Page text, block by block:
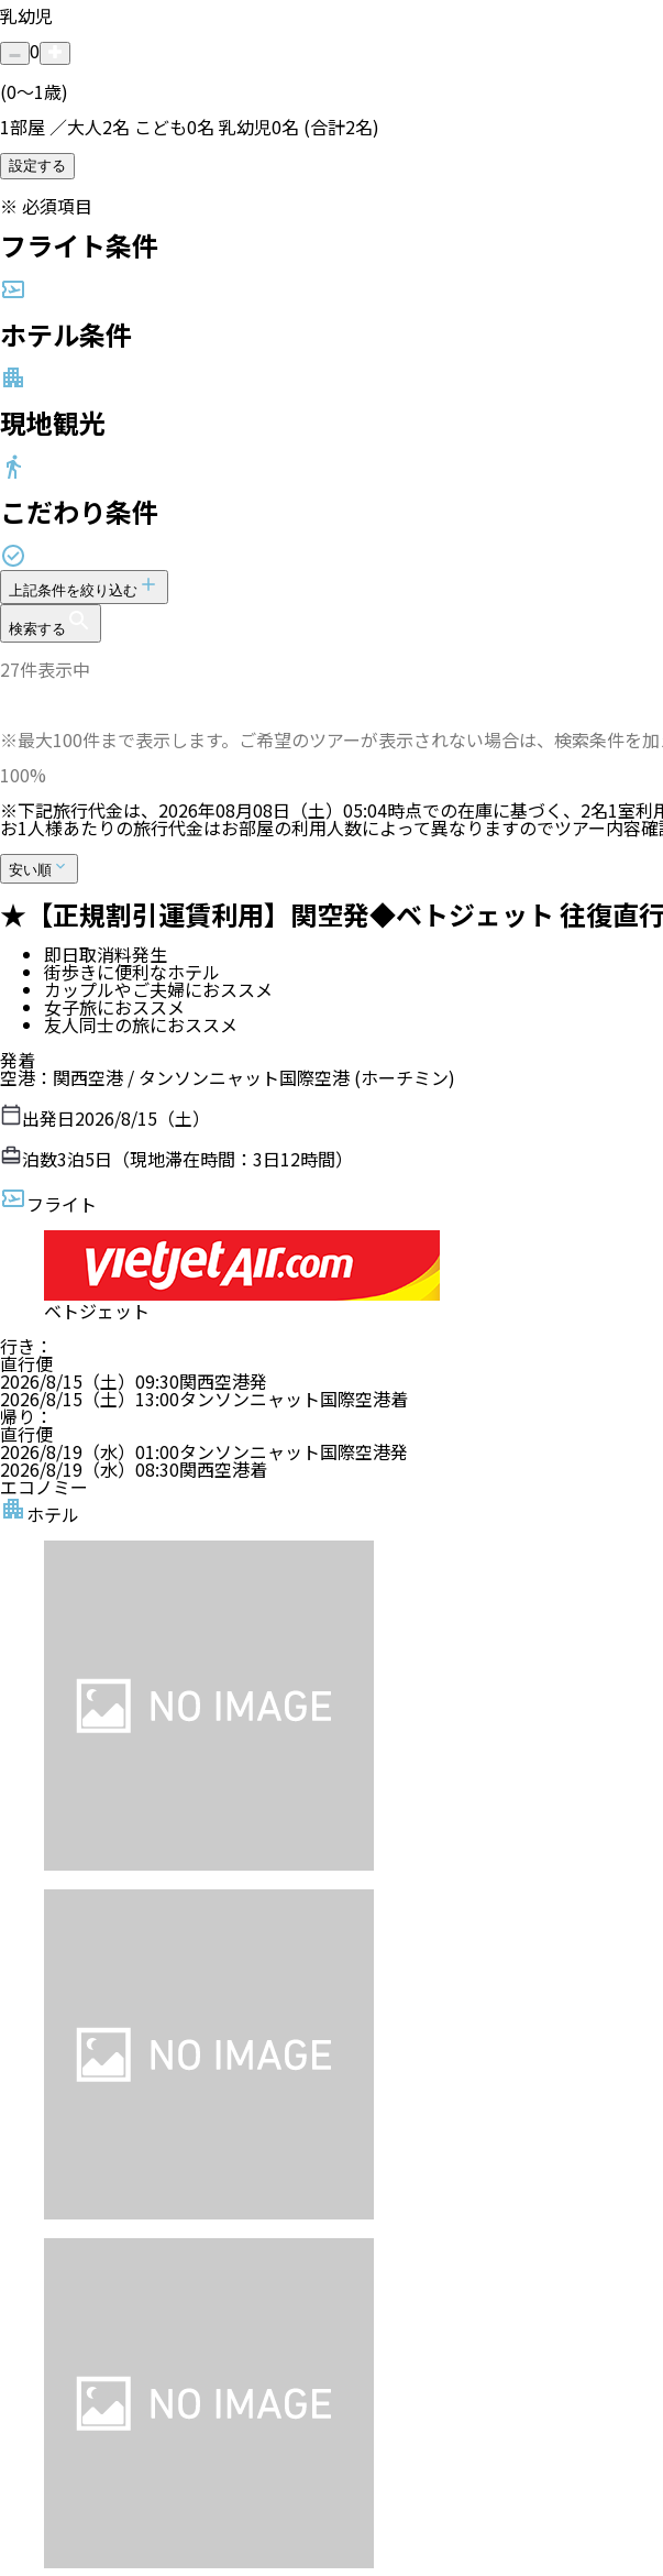
乳幼児
0
(0〜1歳)
1部屋 ／大人2名 こども0名 乳幼児0名 (合計2名)
設定する
※ 必須項目
フライト条件
ホテル条件
現地観光
こだわり条件
上記条件を絞り込む
検索する
27件表示中
※最大100件まで表示します。ご希望のツアーが表示されない場合は、検索条件を加
100%
※下記旅行代金は、 2026年08月08日（土）05:04時点での在庫に基づく、 2名1室利
お1人様あたりの旅行代金はお部屋の利用人数によって異なりますのでツアー内容
安い順
★【正規割引運賃利用】関空発◆ベトジェット 往復直
即日取消料発生
街歩きに便利なホテル
カップルやご夫婦におススメ
女子旅におススメ
友人同士の旅におススメ
発着
空港 ： 関西空港 / タンソンニャット国際空港 (ホーチミン)
出発日2026/8/15（土）
泊数3泊5日（現地滞在時間： 3日12時間）
フライト
ベトジェット
行き ：
直行便
2026/8/15（土） 09:30関西空港発
2026/8/15（土） 13:00タンソンニャット国際空港着
帰り ：
直行便
2026/8/19（水） 01:00タンソンニャット国際空港発
2026/8/19（水） 08:30関西空港着
エコノミー
ホテル